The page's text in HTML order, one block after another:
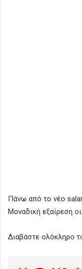
Πάνω από το νέο
Μοναδική εξαίρεση
Διαβάστε ολόκληρο